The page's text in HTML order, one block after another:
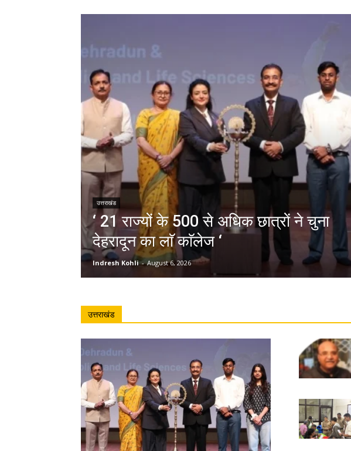
उत्तराखंड
‘ 21 राज्यों के 500 से अधिक छात्रों ने चुना
देहरादून का लाॅ काॅलेज ‘
Indresh Kohli - August 6, 2026
उत्तराखंड